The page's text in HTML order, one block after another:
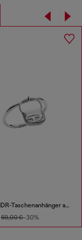
Ring mit 1DR-Taschenanhänger aus Edelstahl
69,00 €-30%